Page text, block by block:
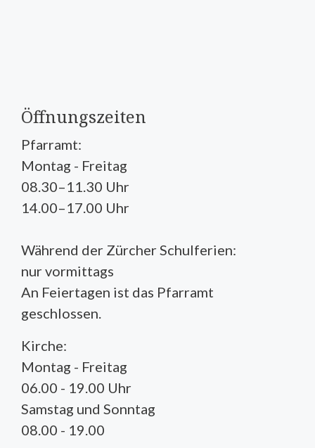
Öffnungszeiten
Pfarramt:
Montag - Freitag
08.30–11.30 Uhr
14.00–17.00 Uhr
Während der Zürcher Schulferien:
nur vormittags
An Feiertagen ist das Pfarramt
geschlossen.
Kirche:
Montag - Freitag
06.00 - 19.00 Uhr
Samstag und Sonntag
08.00 - 19.00